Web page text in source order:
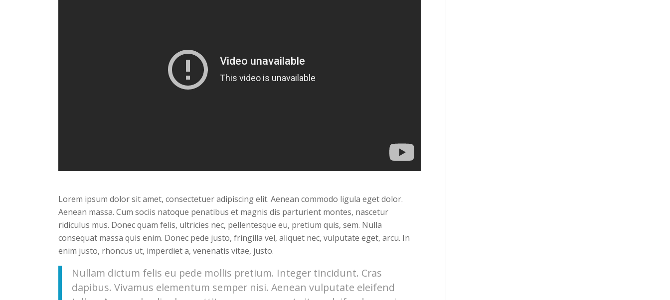
Lorem ipsum dolor sit amet, consectetuer adipiscing elit. Aenean commodo ligula eget dolor.
Aenean massa. Cum sociis natoque penatibus et magnis dis parturient montes, nascetur
ridiculus mus. Donec quam felis, ultricies nec, pellentesque eu, pretium quis, sem. Nulla
consequat massa quis enim. Donec pede justo, fringilla vel, aliquet nec, vulputate eget, arcu. In
enim justo, rhoncus ut, imperdiet a, venenatis vitae, justo.
Nullam dictum felis eu pede mollis pretium. Integer tincidunt. Cras
dapibus. Vivamus elementum semper nisi. Aenean vulputate eleifend